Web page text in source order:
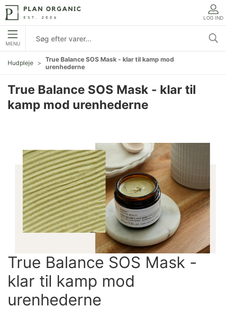
LOG IND
MENU
Hudpleje
True Balance SOS Mask - klar til kamp mod
urenhederne
True Balance SOS Mask - klar til
kamp mod urenhederne
True Balance SOS Mask -
klar til kamp mod
urenhederne